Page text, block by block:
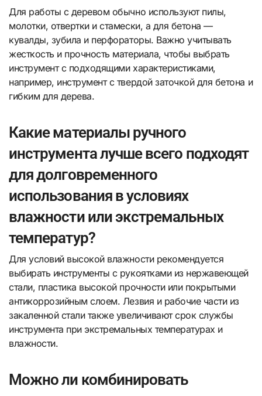
Для работы с деревом обычно используют пилы,
молотки, отвертки и стамески, а для бетона —
кувалды, зубила и перфораторы. Важно учитывать
жесткость и прочность материала, чтобы выбрать
инструмент с подходящими характеристиками,
например, инструмент с твердой заточкой для бетона и
гибким для дерева.
Какие материалы ручного
инструмента лучше всего подходят
для долговременного
использования в условиях
влажности или экстремальных
температур?
Для условий высокой влажности рекомендуется
выбирать инструменты с рукоятками из нержавеющей
стали, пластика высокой прочности или покрытыми
антикоррозийным слоем. Лезвия и рабочие части из
закаленной стали также увеличивают срок службы
инструмента при экстремальных температурах и
влажности.
Можно ли комбинировать